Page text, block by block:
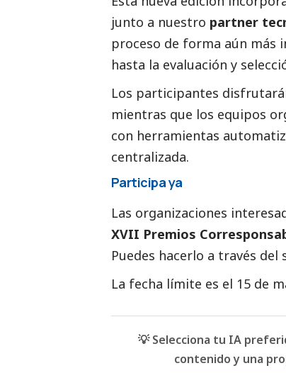
junto a nuestro partner
proceso de forma aún más
hasta la evaluación y
Los participantes
mientras que los equipos
con herramientas
centralizada.
Participa ya
Las organizaciones
XVII Premios
Puedes hacerlo a través del
La fecha límite es el 15 de
💡 Selecciona tu IA
contenido y una